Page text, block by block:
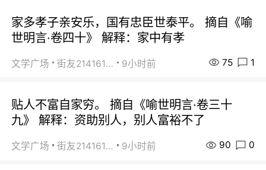
家多孝子亲安乐，国有忠臣世泰平。 摘自《喻
世明言·卷四十》 解释：家中有孝
文学广场 街友21416156 9小时前 75 1
贴人不富自家穷。 摘自《喻世明言·卷三十
九》 解释：资助别人，别人富裕不了
文学广场 街友21416156 9小时前 90 0